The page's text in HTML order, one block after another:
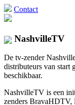
Contact
NashvilleTV
De tv-zender
distributeurs van start
beschikbaar.
NashvilleTV is een
zenders